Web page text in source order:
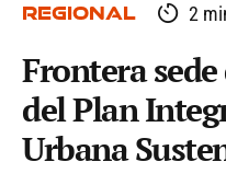
REGIONAL 2
Frontera
del Plan
Urbana